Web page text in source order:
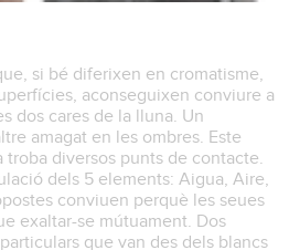
si bé diferixen en cromatisme,
aconseguixen conviure a
dos cares de la lluna. Un
amagat en les ombres. Este
diversos punts de contacte.
dels 5 elements: Aigua, Aire,
conviuen perquè les seues
exaltar-se mútuament. Dos
que van des dels blancs